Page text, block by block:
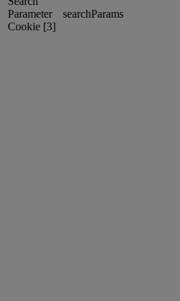
Parameter
Cookie [3]
searchParams